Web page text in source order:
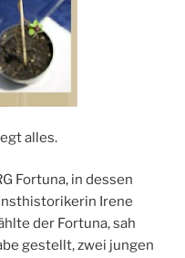
alles.
Fortuna, in dessen
Irene
der Fortuna, sah
gestellt, zwei jungen